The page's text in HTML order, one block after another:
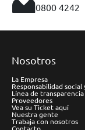
0800 4242
Nosotros
La Empresa
Responsabilidad
Línea de transparencia
Proveedores
Vea su Ticket aquí
Nuestra gente
Trabaja con nosotros